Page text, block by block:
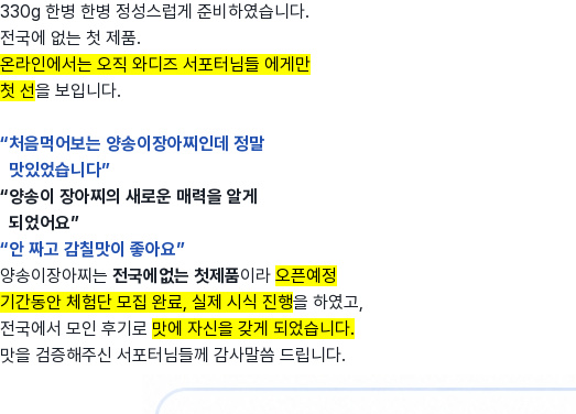
330g 한병 한병 정성스럽게 준비하였습니다.
전국에 없는 첫 제품.
온라인에서는 오직 와디즈 서포터님들 에게만
첫 선을 보입니다.
“처음먹어보는 양송이장아찌인데 정말
맛있었습니다”
“양송이 장아찌의 새로운 매력을 알게
되었어요”
“안 짜고 감칠맛이 좋아요”
양송이장아찌는 전국에없는 첫제품이라 오픈예정
기간동안 체험단 모집 완료, 실제 시식 진행을 하였고,
전국에서 모인 후기로 맛에 자신을 갖게 되었습니다.
맛을 검증해주신 서포터님들께 감사말씀 드립니다.